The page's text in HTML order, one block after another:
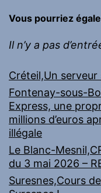
Vous pourriez
Il n’y a pas
Créteil,Un
Fontenay-sous-
Express, une
millions d’euros
illégale
Le Blanc-
du 3 mai 2026 –
Suresnes,Cours